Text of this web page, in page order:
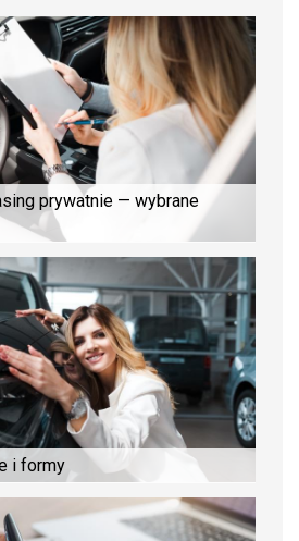
prywatnie — wybrane
i formy